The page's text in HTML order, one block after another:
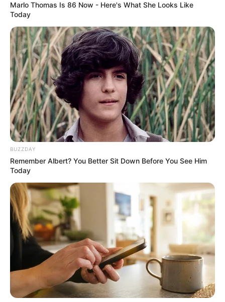
હવામાન વિભાગ મુજબ, આજથી છ દિવસ સુધી ભારે
વરસાદ વરસવાની શક્યતા છે. તેની સાથે આજથી 1
સપ્ટેમ્બર સુધી માછીમારોને દરિયો ન ખેડવા સૂચના
આપવામાં આવી છે. જ્યારે સૌરાષ્ટ્ર અને કચ્છમાં
સર્જાયેલું ડીપ ડિપ્રેશન હજુ પણ યથાવત રહેવાનું છે.
આ ડિપ્રેશન 3 કિ મી ની ઝડપે સતત આગળ વધી રહ્યું
છે.
Related Articles
વડોદરામાં TVS ના શો રૂમમાં લાગી ભયંકર આગ,
September 8, 2024
રાજકોટમાં એક વ્યક્તિએ મહિલાને માર્યા લાફા,
ભાગીદારીના મામલામાં કરી લાફાવાળી….
September 8, 2024
આ બાબતમાં હવામાન વિભાગના વૈજ્ઞાનિક રામાશ્રય
યાદવ દ્વારા જણાવવામાં આવ્યું છે કે, આગામી છ દિવસ
ભારે વરસાદની શક્યતા છે. તેમાં કચ્છ, મોરબી,
જામનગર, દ્વારકા, રાજકોટ, પોરબંદર અને જૂનાગઢમાં
ભારે વરસાદને લઈને રેડ એલર્ટ આપ્યું છે. જ્યારે
Marlo Thomas Is 86 Now - Here's What She Looks Like
Today
BUZZDAY
Remember Albert? You Better Sit Down Before You See Him
Today